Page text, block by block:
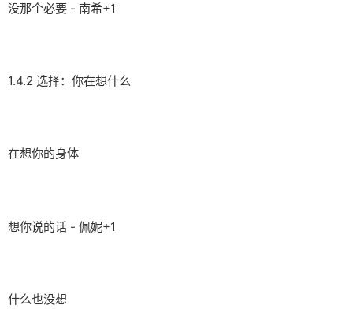
没那个必要 - 南希+1
1.4.2 选择：你在想什么
在想你的身体
想你说的话 - 佩妮+1
什么也没想